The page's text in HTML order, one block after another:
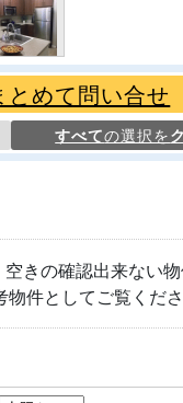
めて問い合せ
すべての選択を
きの確認出来ない
件としてご覧くだ